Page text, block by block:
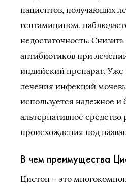
пациентов, получающих
гентамицином,
недостаточность.
антибиотиков при
индийский препарат. Уже
лечения инфекций
используется надежное и
альтернативное средство
происхождения под
В чем преимущества
Цистон – это